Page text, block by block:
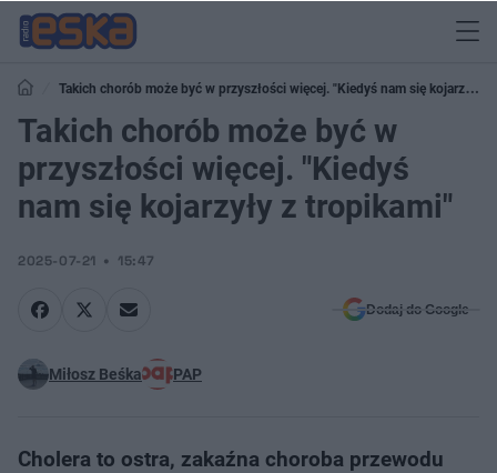
Takich chorób może być w przyszłości więcej. "Kiedyś nam się kojarzyły z
tropikami"
Takich chorób może być w
przyszłości więcej. "Kiedyś
nam się kojarzyły z tropikami"
2025-07-21 15:47
Dodaj do Google
Miłosz Beśka PAP
Cholera to ostra, zakaźna choroba przewodu